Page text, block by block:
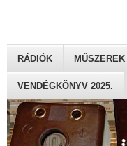
RÁDIÓK MŰSZEREK
VENDÉGKÖNYV 2025.